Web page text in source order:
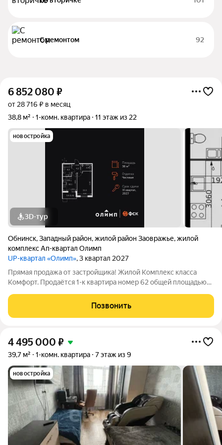
С ремонтом 92
6 852 080 ₽
от 28 716 ₽ в месяц
38,8 м²
1-комн. квартира 11 этаж из 22
новостройка
3D-тур
Обнинск,Западный район,жилой район Заовражье,жилой
комплекс Ап-квартал Олимп
UP-квартал «Олимп», 3 квартал 2027
Прямая продажа от застройщика! Жилой Комплекс класса
Комфорт. Продаётся 1-к квартира номер 62 общей площадью
- Организуем показ в удобное для вас время! Квартира с
чистовой отделкой: ваш
Позвонить
4 495 000 ₽
39,7 м² 1-комн. квартира 7 этаж из 9
новостройка